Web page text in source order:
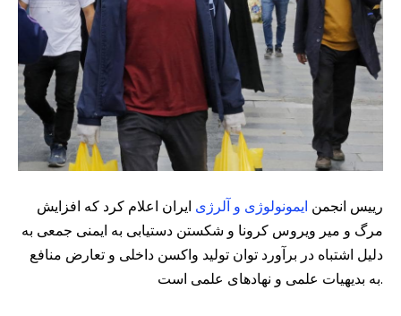
رییس انجمن ایمونولوژی و آلرژی ایران اعلام کرد که افزایش
مرگ و میر ویروس کرونا و شكستن دستیابی به ایمنی جمعی به
دلیل اشتباه در برآورد توان تولید واکسن داخلی و تعارض منافع
به بدیهیات علمی و نهادهای علمی است.